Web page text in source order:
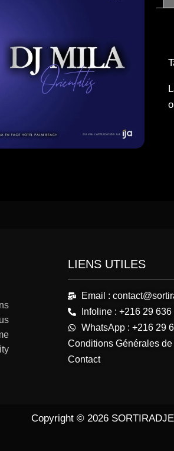
LIENS UTILES
Email :
Infoline : +216 29 636
WhatsApp : +216 29
Conditions Générales de
Contact
Copyright © 2026